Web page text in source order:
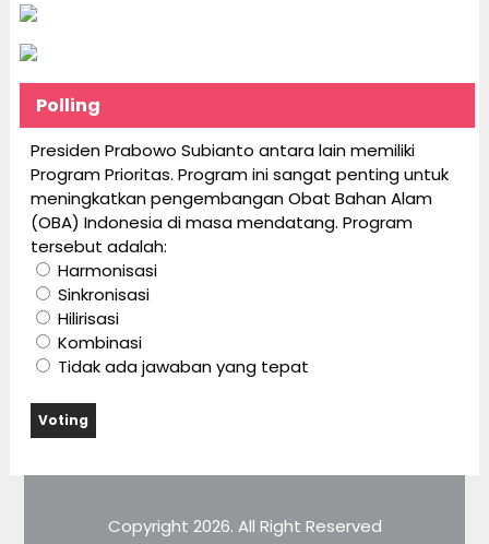
Polling
Presiden Prabowo Subianto antara lain memiliki
Program Prioritas. Program ini sangat penting untuk
meningkatkan pengembangan Obat Bahan Alam
(OBA) Indonesia di masa mendatang. Program
tersebut adalah:
Harmonisasi
Sinkronisasi
Hilirisasi
Kombinasi
Tidak ada jawaban yang tepat
Copyright 2026. All Right Reserved